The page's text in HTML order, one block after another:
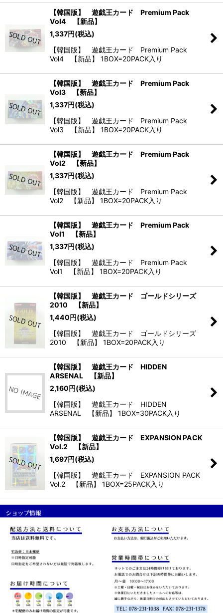
【韓国版】 遊戯王カード Premium Pack
Vol4 【新品】
1,337円(税込)
【韓国版】 遊戯王カード Premium Pack
Vol4 【新品】 1BOX=20PACK入り
【韓国版】 遊戯王カード Premium Pack
Vol3 【新品】
1,337円(税込)
【韓国版】 遊戯王カード Premium Pack
Vol3 【新品】 1BOX=20PACK入り
【韓国版】 遊戯王カード Premium Pack
Vol2 【新品】
1,337円(税込)
【韓国版】 遊戯王カード Premium Pack
Vol2 【新品】 1BOX=20PACK入り
【韓国版】 遊戯王カード Premium Pack
Vol1 【新品】
1,337円(税込)
【韓国版】 遊戯王カード Premium Pack
Vol1 【新品】 1BOX=20PACK入り
【韓国版】 遊戯王カード ゴールドシリーズ
2010 【新品】
1,440円(税込)
【韓国版】 遊戯王カード ゴールドシリーズ
2010 【新品】 1BOX=20PACK入り
【韓国版】 遊戯王カード HIDDEN
ARSENAL 【新品】
2,160円(税込)
【韓国版】 遊戯王カード HIDDEN
ARSENAL 【新品】 1BOX=30PACK入り
【韓国版】 遊戯王カード EXPANSION PACK
Vol.2 【新品】
1,697円(税込)
【韓国版】 遊戯王カード EXPANSION PACK
Vol.2 【新品】 1BOX=25PACK入り